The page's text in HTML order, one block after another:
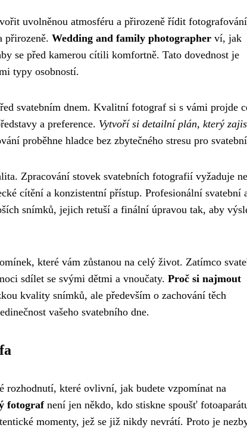
uvolněnou atmosféru a přirozeně řídit
přirozeně. Wedding and family photographer ví, jak
se před kamerou cítili komfortně. Tato dovednost je
typy osobností.
svatebním dnem. Kvalitní fotograf si s vámi projde
a preference. Vytvoří si detailní plán, který
proběhne hladce bez zbytečného stresu pro
Zpracování stovek svatebních fotografií vyžaduje
cítění a konzistentní přístup. Profesionální svatební
snímků, jejich retuší a finální úpravou tak, aby
které vám zůstanou na celý život. Zatímco
sdílet se svými dětmi a vnoučaty. Proč si najmout
kvality snímků, ale především o zachování těch
vašeho svatebního dne.
rozhodnutí, které ovlivní, jak budete vzpomínat na
fotografnení jen někdo, kdo stiskne spoušť
momenty, jež se již nikdy nevrátí. Proto je